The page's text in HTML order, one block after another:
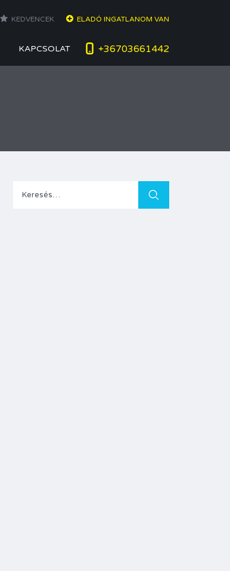
KEDVENCEK ELADÓ INGATLANOM VAN
+36703661442
KAPCSOLAT
Keresés: